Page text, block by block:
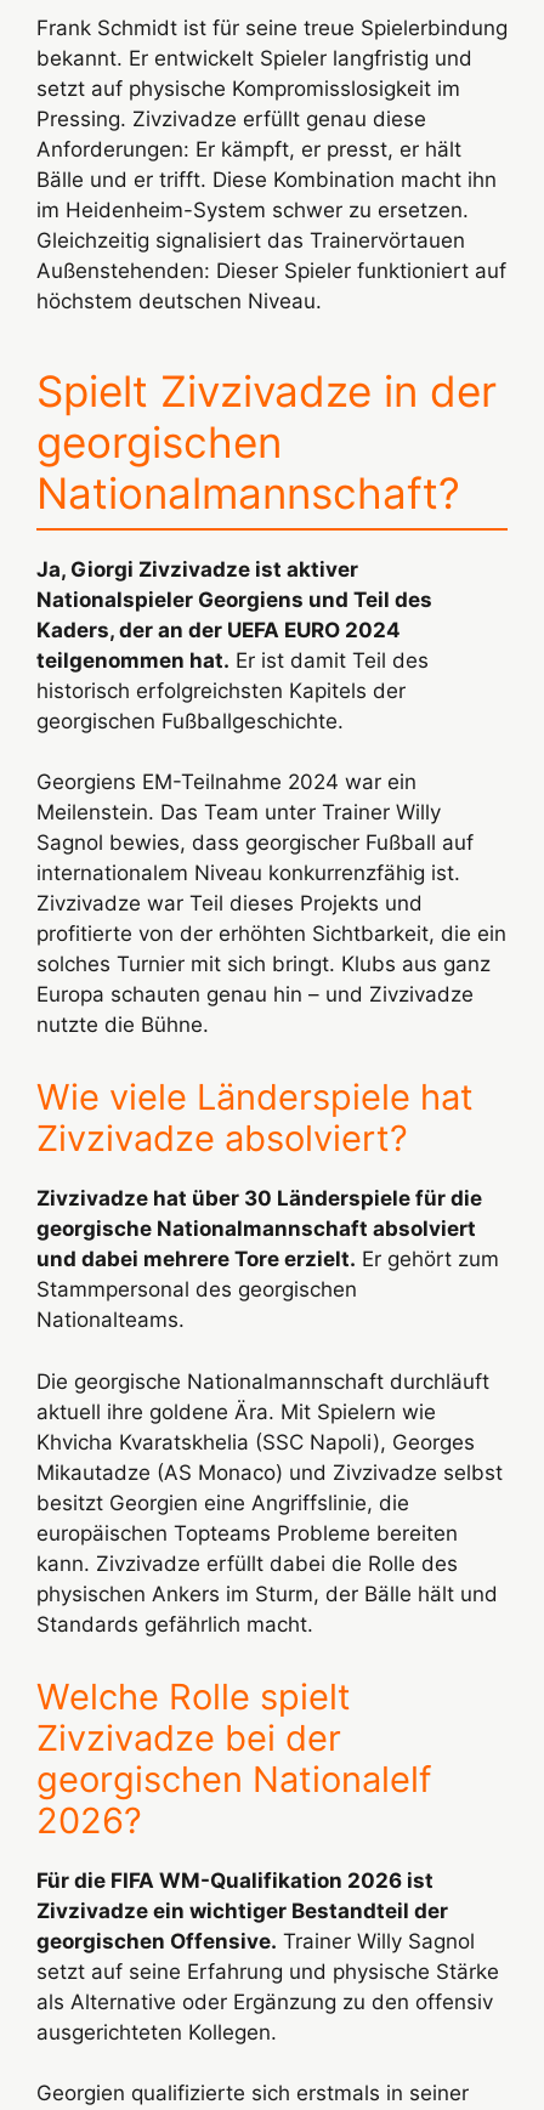
Frank Schmidt ist für seine treue Spielerbindung
bekannt. Er entwickelt Spieler langfristig und
setzt auf physische Kompromisslosigkeit im
Pressing. Zivzivadze erfüllt genau diese
Anforderungen: Er kämpft, er presst, er hält
Bälle und er trifft. Diese Kombination macht ihn
im Heidenheim-System schwer zu ersetzen.
Gleichzeitig signalisiert das Trainervörtauen
Außenstehenden: Dieser Spieler funktioniert auf
höchstem deutschen Niveau.
Spielt Zivzivadze in der
georgischen
Nationalmannschaft?
Ja, Giorgi Zivzivadze ist aktiver
Nationalspieler Georgiens und Teil des
Kaders, der an der UEFA EURO 2024
teilgenommen hat. Er ist damit Teil des
historisch erfolgreichsten Kapitels der
georgischen Fußballgeschichte.
Georgiens EM-Teilnahme 2024 war ein
Meilenstein. Das Team unter Trainer Willy
Sagnol bewies, dass georgischer Fußball auf
internationalem Niveau konkurrenzfähig ist.
Zivzivadze war Teil dieses Projekts und
profitierte von der erhöhten Sichtbarkeit, die ein
solches Turnier mit sich bringt. Klubs aus ganz
Europa schauten genau hin – und Zivzivadze
nutzte die Bühne.
Wie viele Länderspiele hat
Zivzivadze absolviert?
Zivzivadze hat über 30 Länderspiele für die
georgische Nationalmannschaft absolviert
und dabei mehrere Tore erzielt. Er gehört zum
Stammpersonal des georgischen
Nationalteams.
Die georgische Nationalmannschaft durchläuft
aktuell ihre goldene Ära. Mit Spielern wie
Khvicha Kvaratskhelia (SSC Napoli), Georges
Mikautadze (AS Monaco) und Zivzivadze selbst
besitzt Georgien eine Angriffslinie, die
europäischen Topteams Probleme bereiten
kann. Zivzivadze erfüllt dabei die Rolle des
physischen Ankers im Sturm, der Bälle hält und
Standards gefährlich macht.
Welche Rolle spielt
Zivzivadze bei der
georgischen Nationalelf
2026?
Für die FIFA WM-Qualifikation 2026 ist
Zivzivadze ein wichtiger Bestandteil der
georgischen Offensive. Trainer Willy Sagnol
setzt auf seine Erfahrung und physische Stärke
als Alternative oder Ergänzung zu den offensiv
ausgerichteten Kollegen.
Georgien qualifizierte sich erstmals in seiner